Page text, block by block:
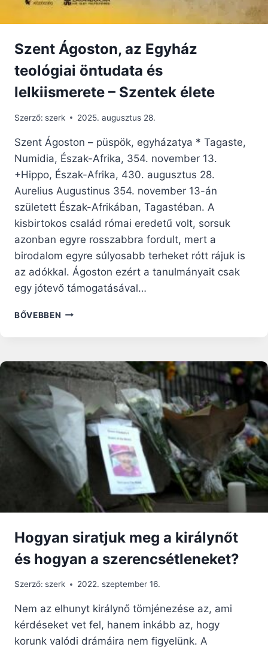
Szent Ágoston, az Egyház
teológiai öntudata és
lelkiismerete – Szentek élete
Szerző: szerk 2025. augusztus 28.
Szent Ágoston – püspök, egyházatya * Tagaste,
Numidia, Észak-Afrika, 354. november 13.
+Hippo, Észak-Afrika, 430. augusztus 28.
Aurelius Augustinus 354. november 13-án
született Észak-Afrikában, Tagastéban. A
kisbirtokos család római eredetű volt, sorsuk
azonban egyre rosszabbra fordult, mert a
birodalom egyre súlyosabb terheket rótt rájuk is
az adókkal. Ágoston ezért a tanulmányait csak
egy jótevő támogatásával…
BŐVEBBEN SZENT
TEOLÓGIAI
ÖNTUDATA
ÉS
LELKIISMERETE
SZENTEK
ÉLETE
Hogyan siratjuk meg a királynőt
és hogyan a szerencsétleneket?
Szerző: szerk 2022. szeptember 16.
Nem az elhunyt királynő tömjénezése az, ami
kérdéseket vet fel, hanem inkább az, hogy
korunk valódi drámáira nem figyelünk. A